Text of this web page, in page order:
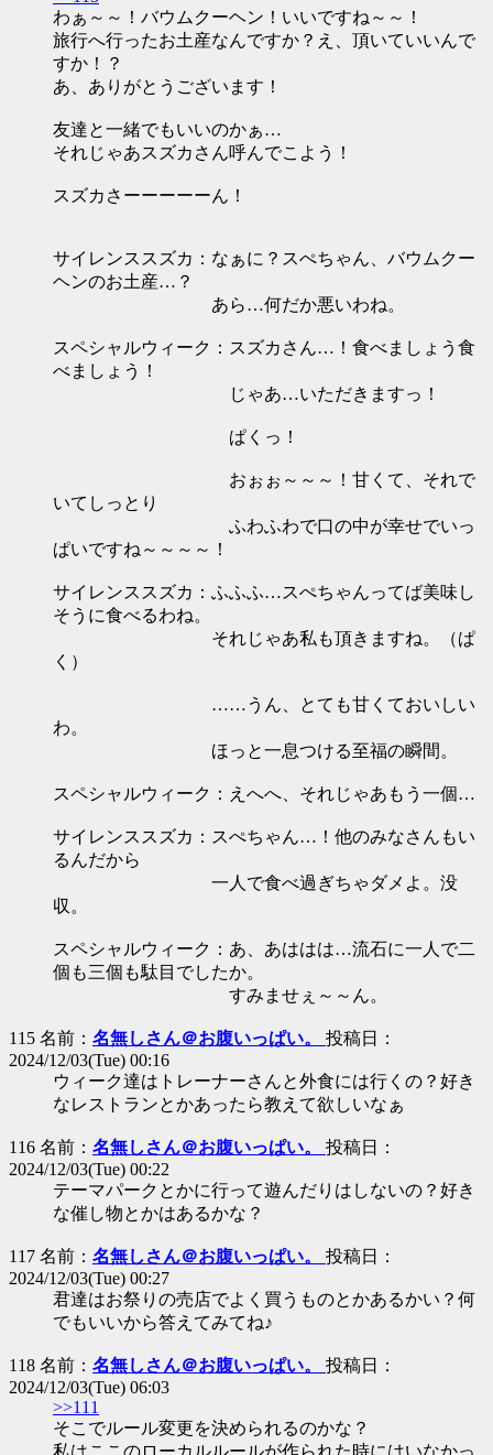
わぁ～～！バウムクーヘン！いいですね～～！
旅行へ行ったお土産なんですか？え、頂いていいんで
すか！？
あ、ありがとうございます！
友達と一緒でもいいのかぁ…
それじゃあスズカさん呼んでこよう！
スズカさーーーーーん！
サイレンススズカ：なぁに？スぺちゃん、バウムクー
ヘンのお土産…？
あら…何だか悪いわね。
スペシャルウィーク：スズカさん…！食べましょう食
べましょう！
じゃあ…いただきますっ！
ぱくっ！
おぉぉ～～～！甘くて、それで
いてしっとり
ふわふわで口の中が幸せでいっ
ぱいですね～～～～！
サイレンススズカ：ふふふ…スぺちゃんってば美味し
そうに食べるわね。
それじゃあ私も頂きますね。（ぱ
く）
……うん、とても甘くておいしい
わ。
ほっと一息つける至福の瞬間。
スペシャルウィーク：えへへ、それじゃあもう一個…
サイレンススズカ：スぺちゃん…！他のみなさんもい
るんだから
一人で食べ過ぎちゃダメよ。没
収。
スペシャルウィーク：あ、あははは…流石に一人で二
個も三個も駄目でしたか。
すみませぇ～～ん。
115 名前： 名無しさん＠お腹いっぱい。 投稿日：
2024/12/03(Tue) 00:16
ウィーク達はトレーナーさんと外食には行くの？好き
なレストランとかあったら教えて欲しいなぁ
116 名前： 名無しさん＠お腹いっぱい。 投稿日：
2024/12/03(Tue) 00:22
テーマパークとかに行って遊んだりはしないの？好き
な催し物とかはあるかな？
117 名前： 名無しさん＠お腹いっぱい。 投稿日：
2024/12/03(Tue) 00:27
君達はお祭りの売店でよく買うものとかあるかい？何
でもいいから答えてみてね♪
118 名前： 名無しさん＠お腹いっぱい。 投稿日：
2024/12/03(Tue) 06:03
>>111
そこでルール変更を決められるのかな？
私はここのローカルルールが作られた時にはいなかっ